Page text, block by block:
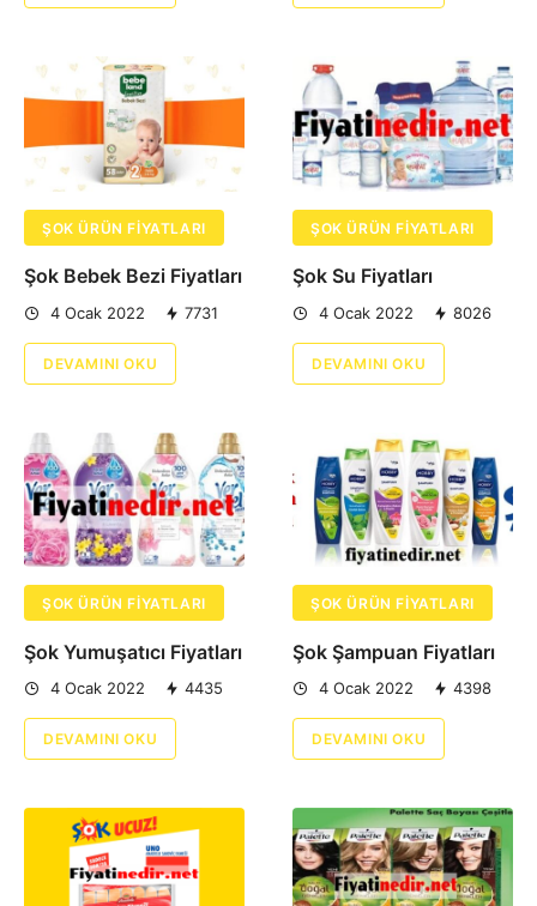
ŞOK ÜRÜN FIYATLARI
Şok Bebek Bezi Fiyatları
4 Ocak 2022 7731
DEVAMINI OKU
ŞOK ÜRÜN FIYATLARI
Şok Su Fiyatları
4 Ocak 2022 8026
DEVAMINI OKU
ŞOK ÜRÜN FIYATLARI
Şok Yumuşatıcı Fiyatları
4 Ocak 2022 4435
DEVAMINI OKU
ŞOK ÜRÜN FIYATLARI
Şok Şampuan Fiyatları
4 Ocak 2022 4398
DEVAMINI OKU